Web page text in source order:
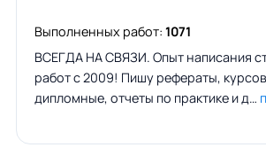
Выполненных работ: 1071
ВСЕГДА НА СВЯЗИ. Опыт написания
работ с 2009! Пишу рефераты,
дипломные, отчеты по практике и д…